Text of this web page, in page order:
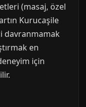
(masaj, özel
Kurucaşile
davranmamak
en
için